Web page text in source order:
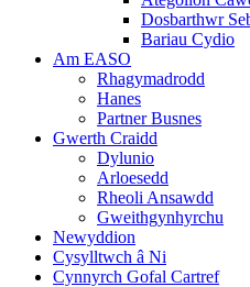
Dosbarthwr
Bariau Cydio
Am EASO
Rhagymadrodd
Hanes
Partner Busnes
Gwerth Craidd
Dylunio
Arloesedd
Rheoli Ansawdd
Gweithgynhyrchu
Newyddion
Cysylltwch â Ni
Cynnyrch Gofal Cartref